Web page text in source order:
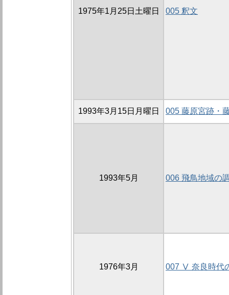
1975年1月25日土曜日 005 釈文
1993年3月15日月曜日 005 藤原宮跡・
1993年5月 006 飛鳥地域の
1976年3月 007 Ⅴ 奈良時代